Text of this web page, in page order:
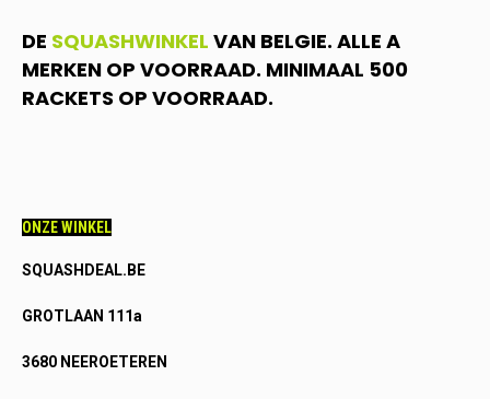
DE SQUASHWINKEL VAN BELGIE. ALLE A
MERKEN OP VOORRAAD. MINIMAAL 500
RACKETS OP VOORRAAD.
ONZE WINKEL
SQUASHDEAL.BE
GROTLAAN 111a
3680 NEEROETEREN